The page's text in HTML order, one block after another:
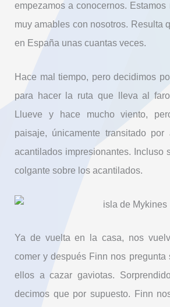
empezamos a conocernos.
muy amables con nosotros. Resulta
en España unas cuantas veces.
Hace mal tiempo, pero decidimos
para hacer la ruta que lleva al
Llueve y hace mucho viento,
paisaje, únicamente transitado
acantilados impresionantes. Incluso
colgante sobre los acantilados.
Ya de vuelta en la casa, nos
comer y después Finn nos pregunta
ellos a cazar gaviotas.
decimos que por supuesto. Finn